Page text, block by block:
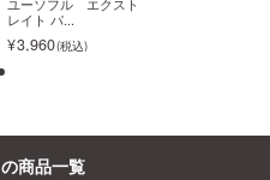
レイト パ...
3,960
の商品一覧